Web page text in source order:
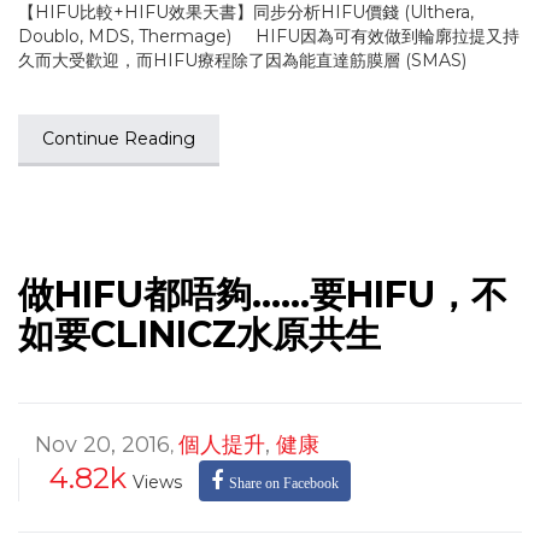
【HIFU比較+HIFU效果天書】同步分析HIFU價錢 (Ulthera,
Doublo, MDS, Thermage) HIFU因為可有效做到輪廓拉提又持
久而大受歡迎，而HIFU療程除了因為能直達筋膜層 (SMAS)
Continue Reading
做HIFU都唔夠……要HIFU，不
如要CLINICZ水原共生
Nov 20, 2016, 個人提升, 健康
4.82k Views Share on Facebook